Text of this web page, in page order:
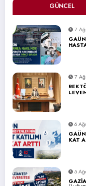
GÜNCEL
7
7
6
KAT
5